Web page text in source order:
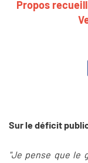
Propos
Sur le déficit
"Je pense que le